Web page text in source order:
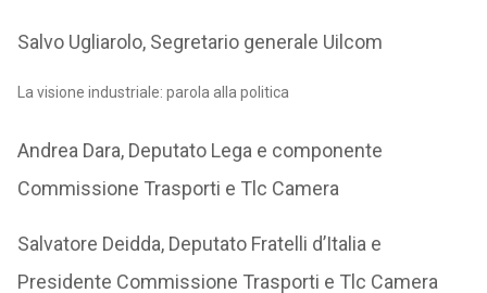
Salvo Ugliarolo, Segretario generale Uilcom
La visione industriale: parola alla politica
Andrea Dara, Deputato Lega e componente
Commissione Trasporti e Tlc Camera
Salvatore Deidda, Deputato Fratelli d’Italia e
Presidente Commissione Trasporti e Tlc Camera